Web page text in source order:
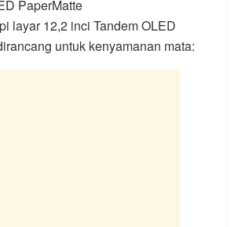
PaperMatte
layar 12,2 inci Tandem OLED
untuk kenyamanan mata: